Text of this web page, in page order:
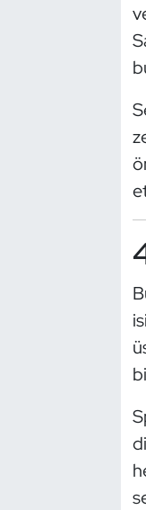
Hava Sporları
İşitme
Judo ve
Kano ve